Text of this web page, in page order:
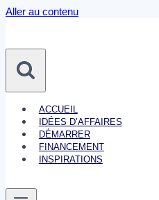
Aller au contenu
ACCUEIL
IDÉES D’AFFAIRES
DÉMARRER
FINANCEMENT
INSPIRATIONS